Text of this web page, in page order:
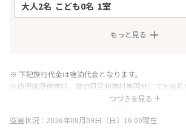
もっと見る
つづきを見る
※ 下記旅行代金は宿泊代金となります。
※幼児施設使用料、貸切風呂利用料等現地にてお支払
み表記となりますが、消費税増税に伴い代金が一部変
※表示されている旅行代金・プラン内容は一定時間ご
空室状況：2026年08月09日（日）16:00現在